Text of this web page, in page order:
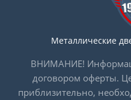
Металлические
ВНИМАНИЕ!
договором оферты.
приблизительно,